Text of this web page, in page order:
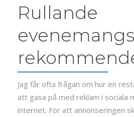
Rullande
Jag får ofta frågan om hur en
att gasa på med reklam i sociala
internet. För att annonseringen